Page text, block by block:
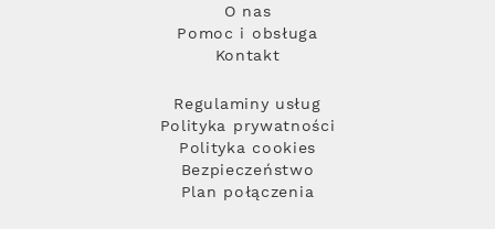
O nas
Pomoc i obsługa
Kontakt
Regulaminy usług
Polityka prywatności
Polityka cookies
Bezpieczeństwo
Plan połączenia